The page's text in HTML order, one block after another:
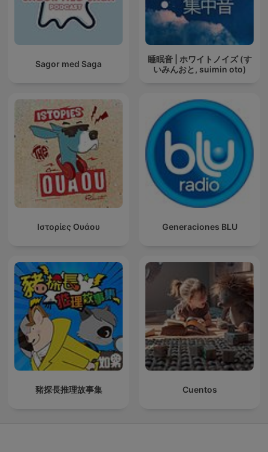
Sagor med Saga
睡眠音 | ホワイトノイズ (す
いみんおと, suimin oto)
Ιστορίες Ουάου Generaciones BLU
豬探長推理故事集 Cuentos